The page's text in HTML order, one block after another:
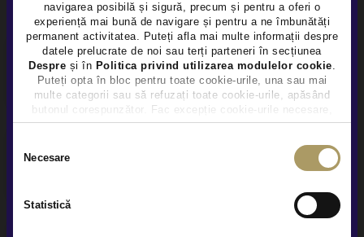
navigarea posibilă și sigură, precum și pentru a oferi o
experiență mai bună de navigare și pentru a ne îmbunătăți
permanent activitatea. Puteți afla mai multe informații despre
datele prelucrate de noi sau terți parteneri în secțiunea
Despre și în Politica privind utilizarea modulelor cookie.
Puteți opta în bloc pentru toate cookie-urile, una sau mai
multe categorii sau să refuzați toate cookie-urile, apăsând
butonul corespunzător. Fac excepție cookie-urile necesare,
care sunt activate automat, conform legislației în vigoare.
Necesare
Statistică
Finantare flexibila
Garanție extinsă
×